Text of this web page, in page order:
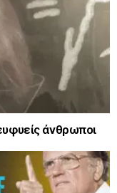
άνθρωποι